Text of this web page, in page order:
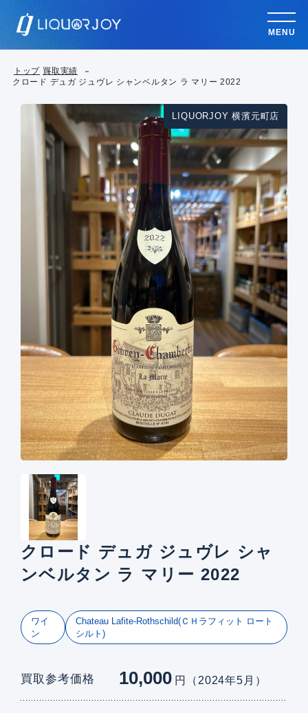
MENU
トップ 買取実績
クロード デュガ ジュヴレ シャンベルタン ラ マリー 2022
LIQUORJOY 横濱元町店
クロード デュガ ジュヴレ シャ
ンベルタン ラ マリー 2022
ワイ
ン
Chateau Lafite-Rothschild(ＣＨラフィット ロート
シルト)
買取参考価格 10,000 円（2024年5月）